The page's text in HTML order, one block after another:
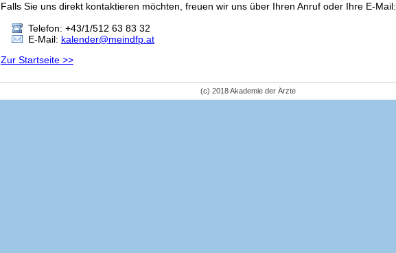
Falls Sie uns direkt kontaktieren möchten, freuen wir uns über Ihren Anruf oder Ihre E-Mail:
Telefon: +43/1/512 63 83 32
E-Mail: kalender@meindfp.at
Zur Startseite >>
(c) 2018 Akademie der Ärzte